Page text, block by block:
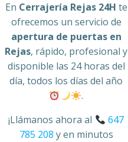
En Cerrajería Rejas 24H te
ofrecemos un servicio de
apertura de puertas en
Rejas, rápido, profesional y
disponible las 24 horas del
día, todos los días del año
.
¡Llámanos ahora al
647
785 208 y en minutos